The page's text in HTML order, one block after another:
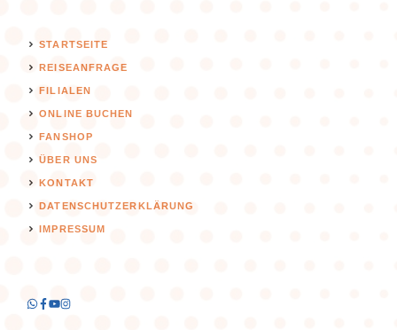
STARTSEITE
REISEANFRAGE
FILIALEN
ONLINE BUCHEN
FANSHOP
ÜBER UNS
KONTAKT
DATENSCHUTZERKLÄRUNG
IMPRESSUM